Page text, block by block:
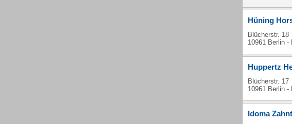
Hüning
Blücherstr. 18
10961 Berlin -
Huppertz
Blücherstr. 17
10961 Berlin -
Idoma